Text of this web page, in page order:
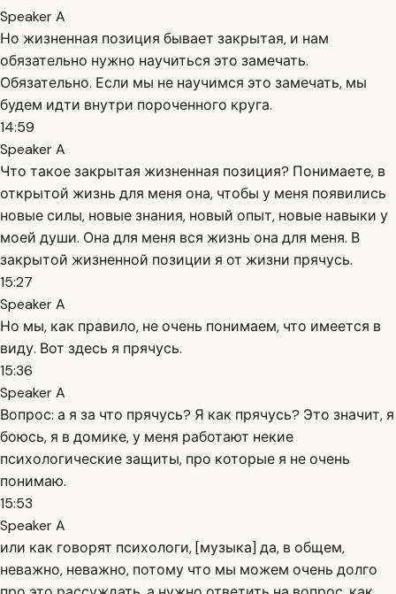
Speaker A
Но жизненная позиция бывает закрытая, и нам
обязательно нужно научиться это замечать.
Обязательно. Если мы не научимся это замечать, мы
будем идти внутри пороченного круга.
14:59
Speaker A
Что такое закрытая жизненная позиция? Понимаете, в
открытой жизнь для меня она, чтобы у меня появились
новые силы, новые знания, новый опыт, новые навыки у
моей души. Она для меня вся жизнь она для меня. В
закрытой жизненной позиции я от жизни прячусь.
15:27
Speaker A
Но мы, как правило, не очень понимаем, что имеется в
виду. Вот здесь я прячусь.
15:36
Speaker A
Вопрос: а я за что прячусь? Я как прячусь? Это значит, я
боюсь, я в домике, у меня работают некие
психологические защиты, про которые я не очень
понимаю.
15:53
Speaker A
или как говорят психологи, [музыка] да, в общем,
неважно, неважно, потому что мы можем очень долго